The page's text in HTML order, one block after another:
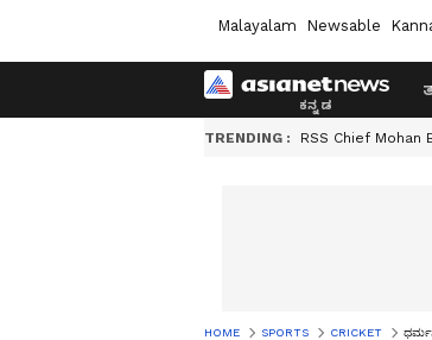
Malayalam Newsable
TRENDING : RSS Chief Mohan
HOME SPORTS CRICKET